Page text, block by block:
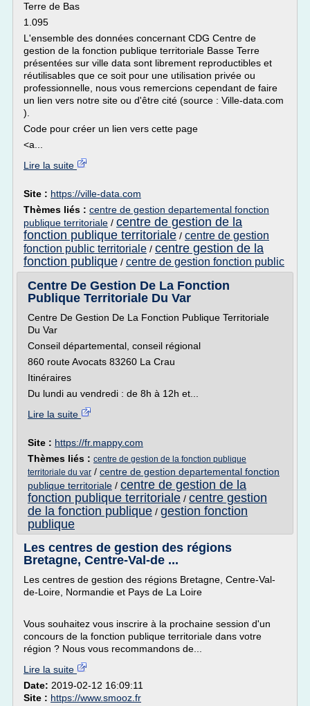
Terre de Bas
1.095
L'ensemble des données concernant CDG Centre de
gestion de la fonction publique territoriale Basse Terre
présentées sur ville data sont librement reproductibles et
réutilisables que ce soit pour une utilisation privée ou
professionnelle, nous vous remercions cependant de faire
un lien vers notre site ou d'être cité (source : Ville-data.com
).
Code pour créer un lien vers cette page
<a...
Lire la suite
Site : https://ville-data.com
Thèmes liés : centre de gestion departemental fonction
publique territoriale / centre de gestion de la
fonction publique territoriale / centre de gestion
fonction public territoriale / centre gestion de la
fonction publique / centre de gestion fonction public
Centre De Gestion De La Fonction
Publique Territoriale Du Var
Centre De Gestion De La Fonction Publique Territoriale
Du Var
Conseil départemental, conseil régional
860 route Avocats 83260 La Crau
Itinéraires
Du lundi au vendredi : de 8h à 12h et...
Lire la suite
Site : https://fr.mappy.com
Thèmes liés : centre de gestion de la fonction publique
territoriale du var / centre de gestion departemental fonction
publique territoriale / centre de gestion de la
fonction publique territoriale / centre gestion
de la fonction publique / gestion fonction
publique
Les centres de gestion des régions
Bretagne, Centre-Val-de ...
Les centres de gestion des régions Bretagne, Centre-Val-
de-Loire, Normandie et Pays de La Loire
Vous souhaitez vous inscrire à la prochaine session d'un
concours de la fonction publique territoriale dans votre
région ? Nous vous recommandons de...
Lire la suite
Date: 2019-02-12 16:09:11
Site : https://www.smooz.fr